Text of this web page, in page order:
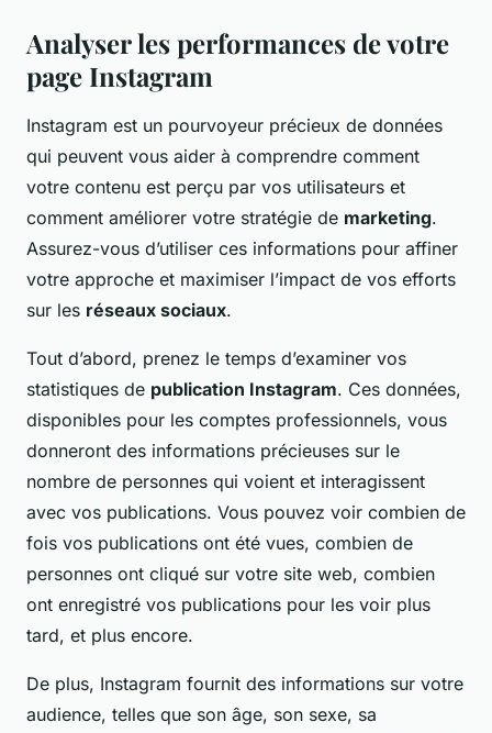
Analyser les performances de votre
page Instagram
Instagram est un pourvoyeur précieux de données
qui peuvent vous aider à comprendre comment
votre contenu est perçu par vos utilisateurs et
comment améliorer votre stratégie de marketing.
Assurez-vous d’utiliser ces informations pour affiner
votre approche et maximiser l’impact de vos efforts
sur les réseaux sociaux.
Tout d’abord, prenez le temps d’examiner vos
statistiques de publication Instagram. Ces données,
disponibles pour les comptes professionnels, vous
donneront des informations précieuses sur le
nombre de personnes qui voient et interagissent
avec vos publications. Vous pouvez voir combien de
fois vos publications ont été vues, combien de
personnes ont cliqué sur votre site web, combien
ont enregistré vos publications pour les voir plus
tard, et plus encore.
De plus, Instagram fournit des informations sur votre
audience, telles que son âge, son sexe, sa